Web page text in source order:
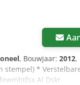
, Bouwjaar: 2012,
*
Al Dskr